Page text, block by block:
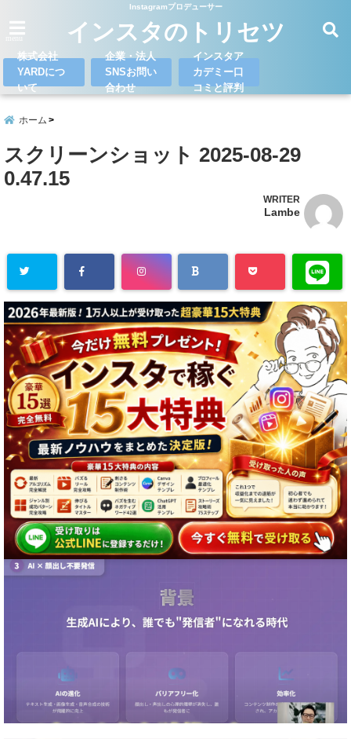
Instagramプロデューサー
インスタのトリセツ
株式会社
YARDにつ
いて
企業・法人
SNSお問い
合わせ
インスタア
カデミー口
コミと評判
ホーム
スクリーンショット 2025-08-29
0.47.15
WRITER
Lambe